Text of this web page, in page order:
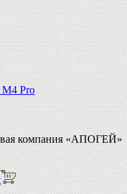
M4 Pro
компания «АПОГЕЙ»